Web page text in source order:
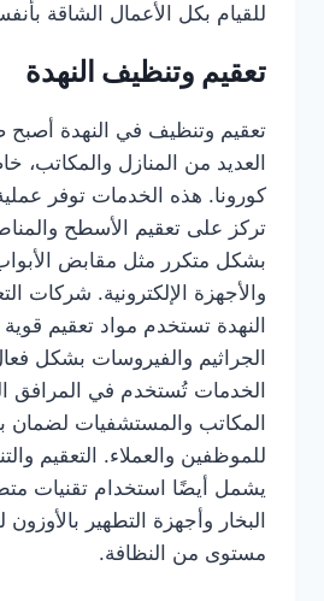
للقيام بكل الأعمال الشاقة
تعقيم وتنظيف النهدة
تعقيم وتنظيف في النهدة أصبح
العديد من المنازل والمكاتب،
كورونا. هذه الخدمات توفر
تركز على تعقيم الأسطح
بشكل متكرر مثل مقابض
والأجهزة الإلكترونية. شركات
النهدة تستخدم مواد تعقيم
الجراثيم والفيروسات بشكل
الخدمات تُستخدم في المرافق
المكاتب والمستشفيات لضمان
للموظفين والعملاء. التعقيم
يشمل أيضًا استخدام تقنيات
البخار وأجهزة التطهير
مستوى من النظافة.